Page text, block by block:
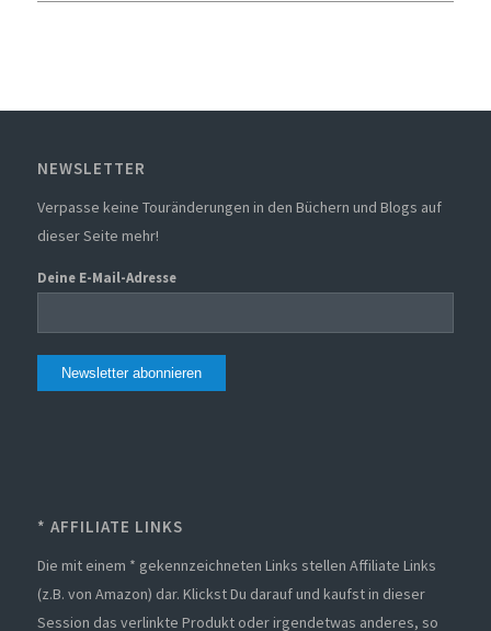
NEWSLETTER
Verpasse keine Touränderungen in den Büchern und Blogs auf
dieser Seite mehr!
Deine E-Mail-Adresse
* AFFILIATE LINKS
Die mit einem * gekennzeichneten Links stellen Affiliate Links
(z.B. von Amazon) dar. Klickst Du darauf und kaufst in dieser
Session das verlinkte Produkt oder irgendetwas anderes, so